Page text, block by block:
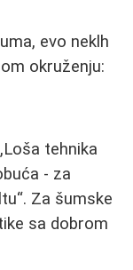
evo neklh
okruženju:
Loša tehnika
- za
. Za šumske
sa dobrom